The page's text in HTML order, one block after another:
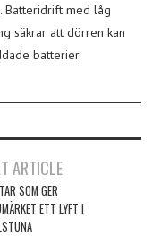
Batteridrift med låg
säkrar att dörren kan
batterier.
ARTICLE
SOM GER
ETT LYFT I